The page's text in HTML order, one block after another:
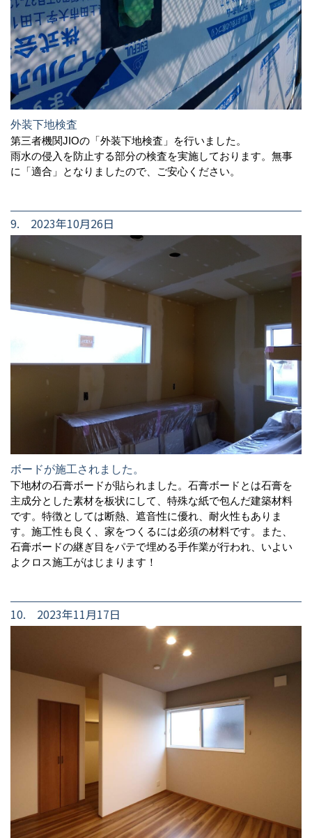
外装下地検査
第三者機関JIOの「外装下地検査」を行いました。
雨水の侵入を防止する部分の検査を実施しております。無事
に「適合」となりましたので、ご安心ください。
9. 2023年10月26日
ボードが施工されました。
下地材の石膏ボードが貼られました。石膏ボードとは石膏を
主成分とした素材を板状にして、特殊な紙で包んだ建築材料
です。特徴としては断熱、遮音性に優れ、耐火性もありま
す。施工性も良く、家をつくるには必須の材料です。また、
石膏ボードの継ぎ目をパテで埋める手作業が行われ、いよい
よクロス施工がはじまります！
10. 2023年11月17日